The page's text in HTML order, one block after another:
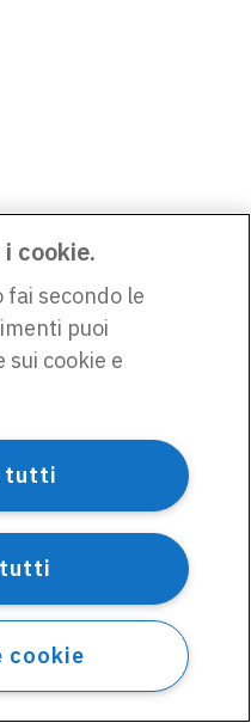
cookie.
fai secondo le
puoi
cookie e
tutti
cookie